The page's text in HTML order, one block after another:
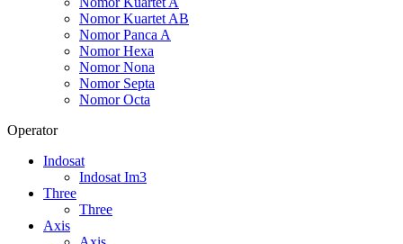
Nomor Kuartet AB
Nomor Panca A
Nomor Hexa
Nomor Nona
Nomor Septa
Nomor Octa
Operator
Indosat
Indosat Im3
Three
Three
Axis